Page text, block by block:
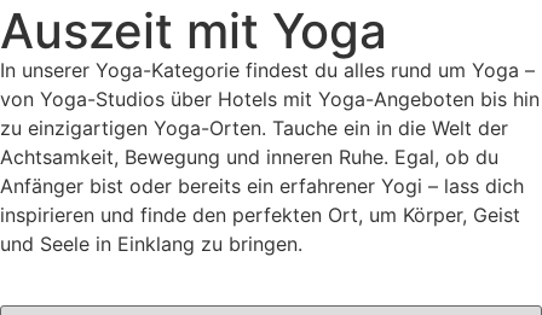
Auszeit mit Yoga
In unserer Yoga-Kategorie findest du alles rund um Yoga –
von Yoga-Studios über Hotels mit Yoga-Angeboten bis hin
zu einzigartigen Yoga-Orten. Tauche ein in die Welt der
Achtsamkeit, Bewegung und inneren Ruhe. Egal, ob du
Anfänger bist oder bereits ein erfahrener Yogi – lass dich
inspirieren und finde den perfekten Ort, um Körper, Geist
und Seele in Einklang zu bringen.